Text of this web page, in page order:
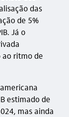
das
de 5%
Já o
ao ritmo de
estimado de
mas ainda